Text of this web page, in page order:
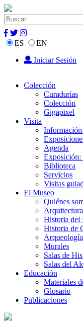
ES
EN
Iniciar Sesión
Colección
Curadurías
Colección
Gigapixel
Visita
Información
Agenda
Exposición:
Biblioteca
Servicios
Visitas
El Museo
Quiénes
Arquitectura
Historia del
Historia de
Arqueología
Murales
Salas de
Salas del
Educación
Materiales
Glosario
Publicaciones